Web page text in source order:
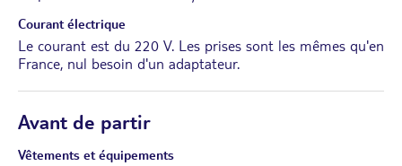
Courant électrique
Le courant est du 220 V. Les prises sont les mêmes qu'en
France, nul besoin d'un adaptateur.
Avant de partir
Vêtements et équipements